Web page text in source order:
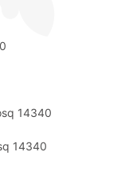
14340
14340